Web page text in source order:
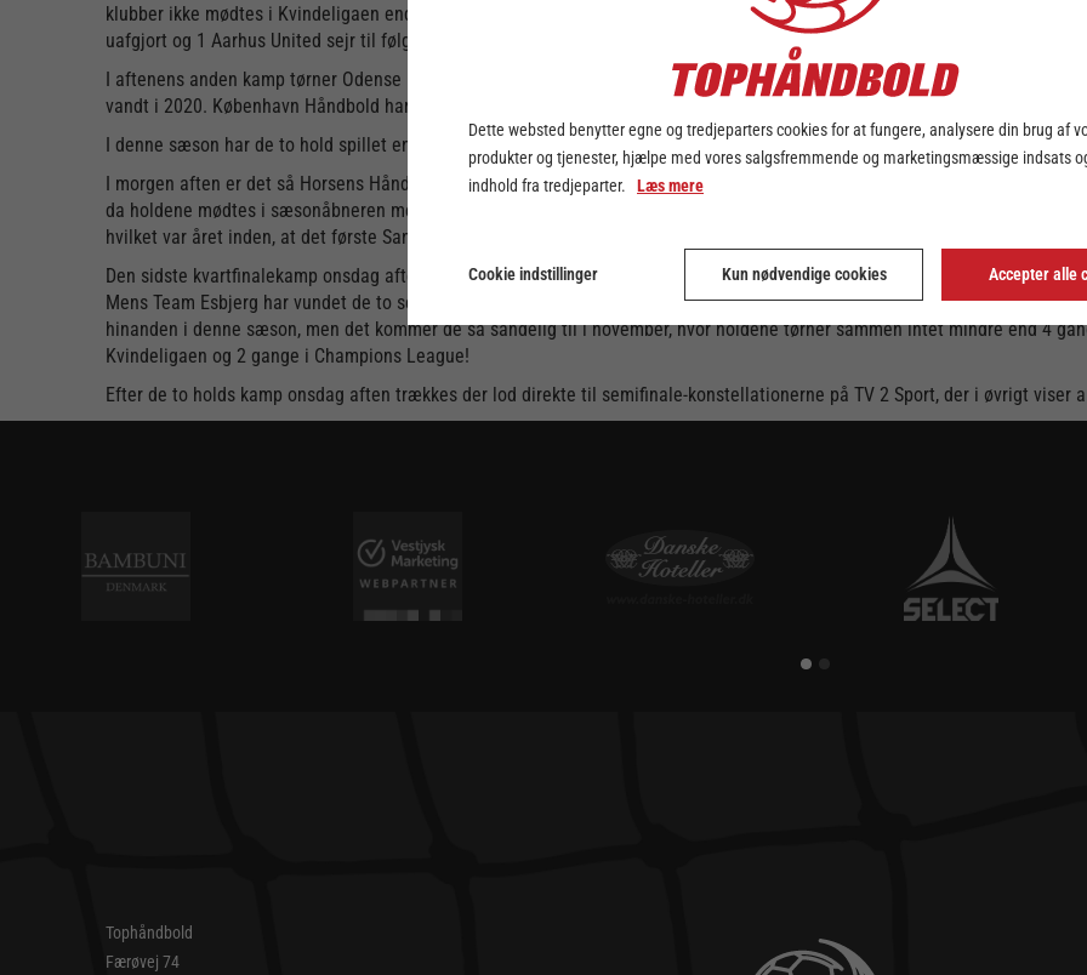
klubber ikke mødtes i Kvindeligaen endnu, men det gør de allerede i næste uge, hvor Aarhus United også er værter. I forrige
uafgjort og 1 Aarhus United sejr til følge.
I aftenens anden kamp tørner Odense Håndbold sammen med København Håndbold. Odense Håndbold har været i finalen i
vandt i 2020. København Håndbold har også stået i en finale, og det gjorde holdet i 2017, hvor det blev til sølvmedaljer.
I denne sæson har de to hold spillet en enkelt gang i Kvindeligaen, og her løb Højlund og Co. med begge point efter storsejr
I morgen aften er det så Horsens Håndbold Elites og Viborg HK’s tur. Kampen starter kl. 18.30 på førstnævntes bane, og
da holdene mødtes i sæsonåbneren med en smal 30-29 sejr til VHK som resultat. Ingen af holdene har løftet trofæet i
hvilket var året inden, at det første Santander Final4 for kvinder blev afviklet.
Den sidste kvartfinalekamp onsdag aften er lidt af et brag mellem Ikast Håndbold og Team Esbjerg. De to hold topper pt.
Mens Team Esbjerg har vundet de to seneste udgaver af Santander Final4, står Ikast Håndbold noteret for den samlede
hinanden i denne sæson, men det kommer de så sandelig til i november, hvor holdene tørner sammen intet mindre end 4
Kvindeligaen og 2 gange i Champions League!
Efter de to holds kamp onsdag aften trækkes der lod direkte til semifinale-konstellationerne på TV 2 Sport, der i øvrigt viser
Tophåndbold
Færøvej 74
Dette websted benytter egne og tredjeparters cookies for at fungere, analysere din brug af
produkter og tjenester, hjælpe med vores salgsfremmende og marketingsmæssige indsats
indhold fra tredjeparter. Læs mere
Cookie indstillinger Kun nødvendige cookies Accepter alle